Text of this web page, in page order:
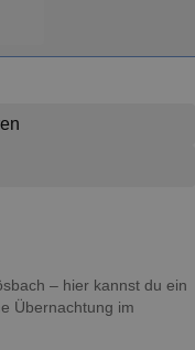
– hier kannst du ein
Übernachtung im